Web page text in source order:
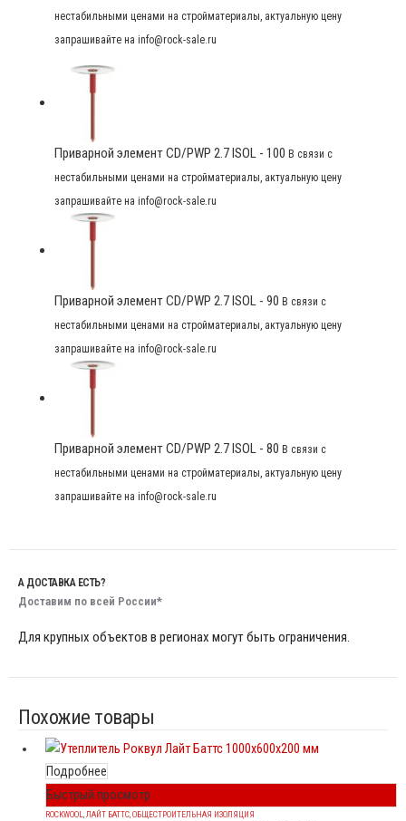
нестабильными ценами на стройматериалы, актуальную цену
запрашивайте на info@rock-sale.ru
Приварной элемент CD/PWP 2.7 ISOL - 100 В связи с
нестабильными ценами на стройматериалы, актуальную цену
запрашивайте на info@rock-sale.ru
Приварной элемент CD/PWP 2.7 ISOL - 90 В связи с
нестабильными ценами на стройматериалы, актуальную цену
запрашивайте на info@rock-sale.ru
Приварной элемент CD/PWP 2.7 ISOL - 80 В связи с
нестабильными ценами на стройматериалы, актуальную цену
запрашивайте на info@rock-sale.ru
А ДОСТАВКА ЕСТЬ?
Доставим по всей России*
Для крупных объектов в регионах могут быть ограничения.
Похожие товары
Подробнее
Быстрый просмотр
ROCKWOOL,ЛАЙТ БАТТС,ОБЩЕСТРОИТЕЛЬНАЯ ИЗОЛЯЦИЯ